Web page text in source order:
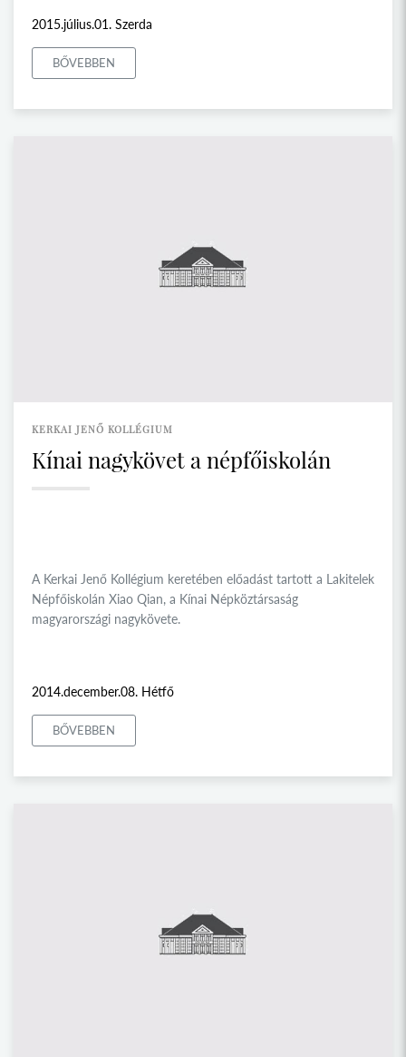
2015.július.01. Szerda
BŐVEBBEN
KERKAI JENŐ KOLLÉGIUM
Kínai nagykövet a népfőiskolán
A Kerkai Jenő Kollégium keretében előadást tartott a Lakitelek
Népfőiskolán Xiao Qian, a Kínai Népköztársaság
magyarországi nagykövete.
2014.december.08. Hétfő
BŐVEBBEN